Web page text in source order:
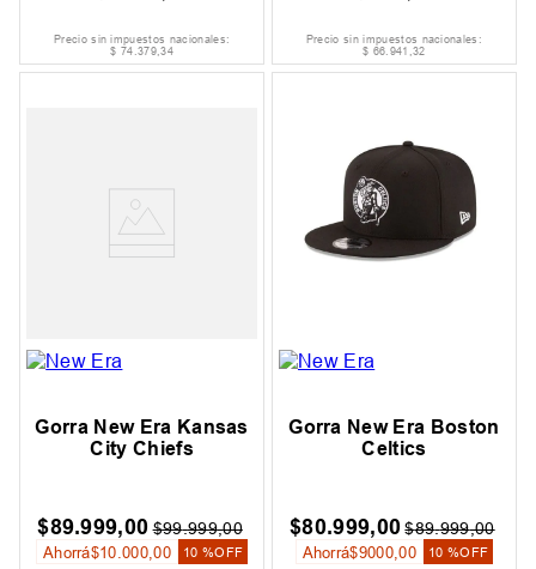
Precio sin impuestos nacionales:
$ 74.379,34
Precio sin impuestos nacionales:
$ 66.941 ,32
Gorra New Era Kansas
City Chiefs
$89.999,00 $99.999,00
Ahorrá$10 .000 ,00 10 %OFF
Gorra New Era Boston
Celtics
$80.999,00 $89.999,00
Ahorrá$9000 ,00 10 %OFF